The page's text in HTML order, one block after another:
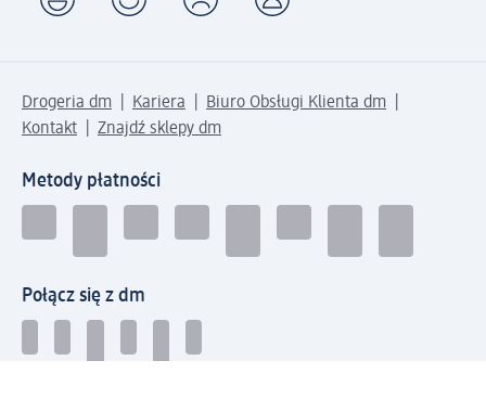
Drogeria dm Kariera
Biuro Obsługi Klienta dm
Kontakt
Znajdź sklepy dm
Metody płatności
Połącz się z dm